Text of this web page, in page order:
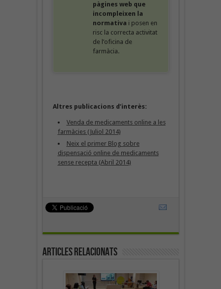
pàgines web que
incompleixen la
normativa i posen en
risc la correcta activitat
de l’oficina de
farmàcia.
Altres publicacions d’interès:
Venda de medicaments online a les
farmàcies (Juliol 2014)
Neix el primer Blog sobre
dispensació online de medicaments
sense recepta (Abril 2014)
Articles Relacionats